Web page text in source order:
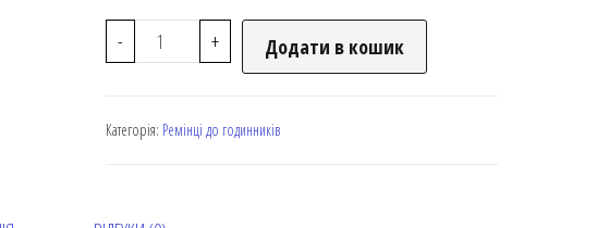
- + Додати в кошик
Категорія: Ремінці до годинників